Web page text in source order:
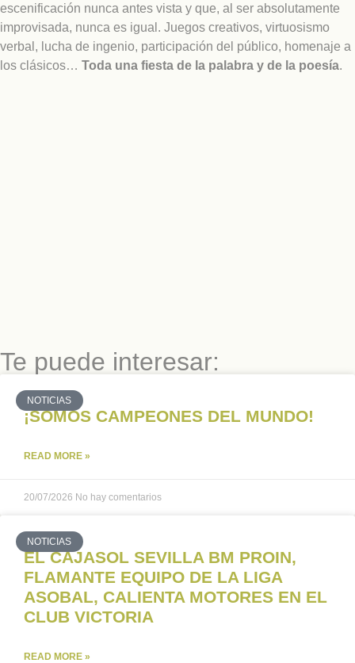
escenificación nunca antes vista y que, al ser absolutamente
improvisada, nunca es igual. Juegos creativos, virtuosismo
verbal, lucha de ingenio, participación del público, homenaje a
los clásicos… Toda una fiesta de la palabra y de la poesía.
Te puede interesar:
NOTICIAS
¡SOMOS CAMPEONES DEL MUNDO!
READ MORE »
20/07/2026 No hay comentarios
NOTICIAS
EL CAJASOL SEVILLA BM PROIN,
FLAMANTE EQUIPO DE LA LIGA
ASOBAL, CALIENTA MOTORES EN EL
CLUB VICTORIA
READ MORE »